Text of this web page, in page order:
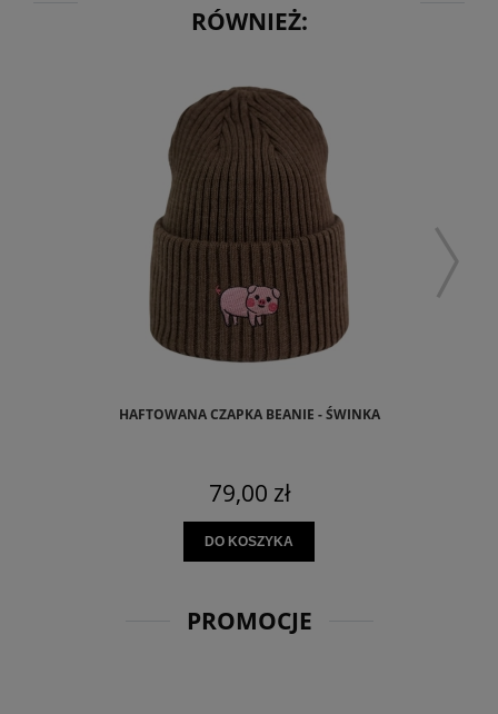
RÓWNIEŻ:
HAFTOWANA CZAPKA BEANIE - ŚWINKA
79,00 zł
DO KOSZYKA
PROMOCJE